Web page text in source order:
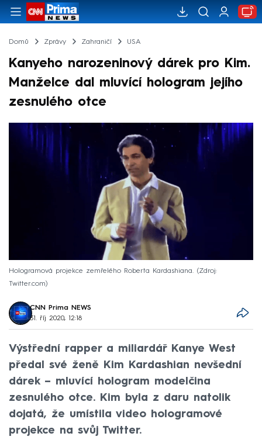
Domů Zprávy Zahraničí USA
Kanyeho narozeninový dárek pro Kim.
Manželce dal mluvící hologram jejího
zesnulého otce
Hologramová projekce zemřelého Roberta Kardashiana.
Zdroj:
Twitter.com
CNN Prima NEWS
31. říj 2020, 12:18
Výstřední rapper a miliardář Kanye West
předal své ženě Kim Kardashian nevšední
dárek – mluvící hologram modelčina
zesnulého otce. Kim byla z daru natolik
dojatá, že umístila video hologramové
projekce na svůj Twitter.